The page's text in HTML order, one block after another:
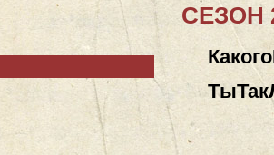
СЕЗОН